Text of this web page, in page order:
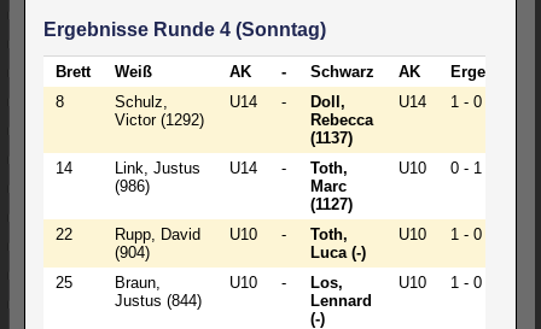
Ergebnisse Runde 4 (Sonntag)
Brett Weiß AK - Schwarz AK
Ergebnis
8
Schulz,
Victor (1292)
U14 -
Doll,
Rebecca
(1137)
U14 1 - 0
14
Link, Justus
(986)
U14 -
Toth,
Marc
(1127)
U10 0 - 1
22
Rupp, David
(904)
U10 -
Toth,
Luca (-)
U10 1 - 0
25
Braun,
Justus (844)
U10 -
Los,
Lennard
(-)
U10 1 - 0